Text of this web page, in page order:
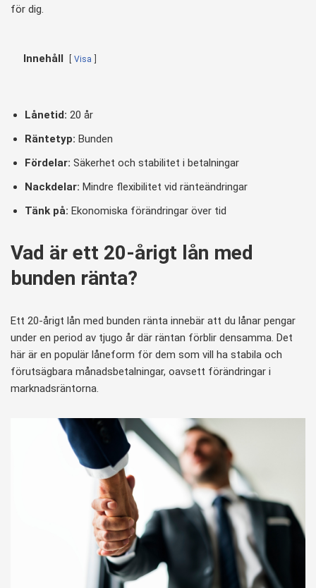
för dig.
Innehåll Visa
Lånetid: 20 år
Räntetyp: Bunden
Fördelar: Säkerhet och stabilitet i betalningar
Nackdelar: Mindre flexibilitet vid ränteändringar
Tänk på: Ekonomiska förändringar över tid
Vad är ett 20-årigt lån med
bunden ränta?
Ett 20-årigt lån med bunden ränta innebär att du lånar pengar
under en period av tjugo år där räntan förblir densamma. Det
här är en populär låneform för dem som vill ha stabila och
förutsägbara månadsbetalningar, oavsett förändringar i
marknadsräntorna.